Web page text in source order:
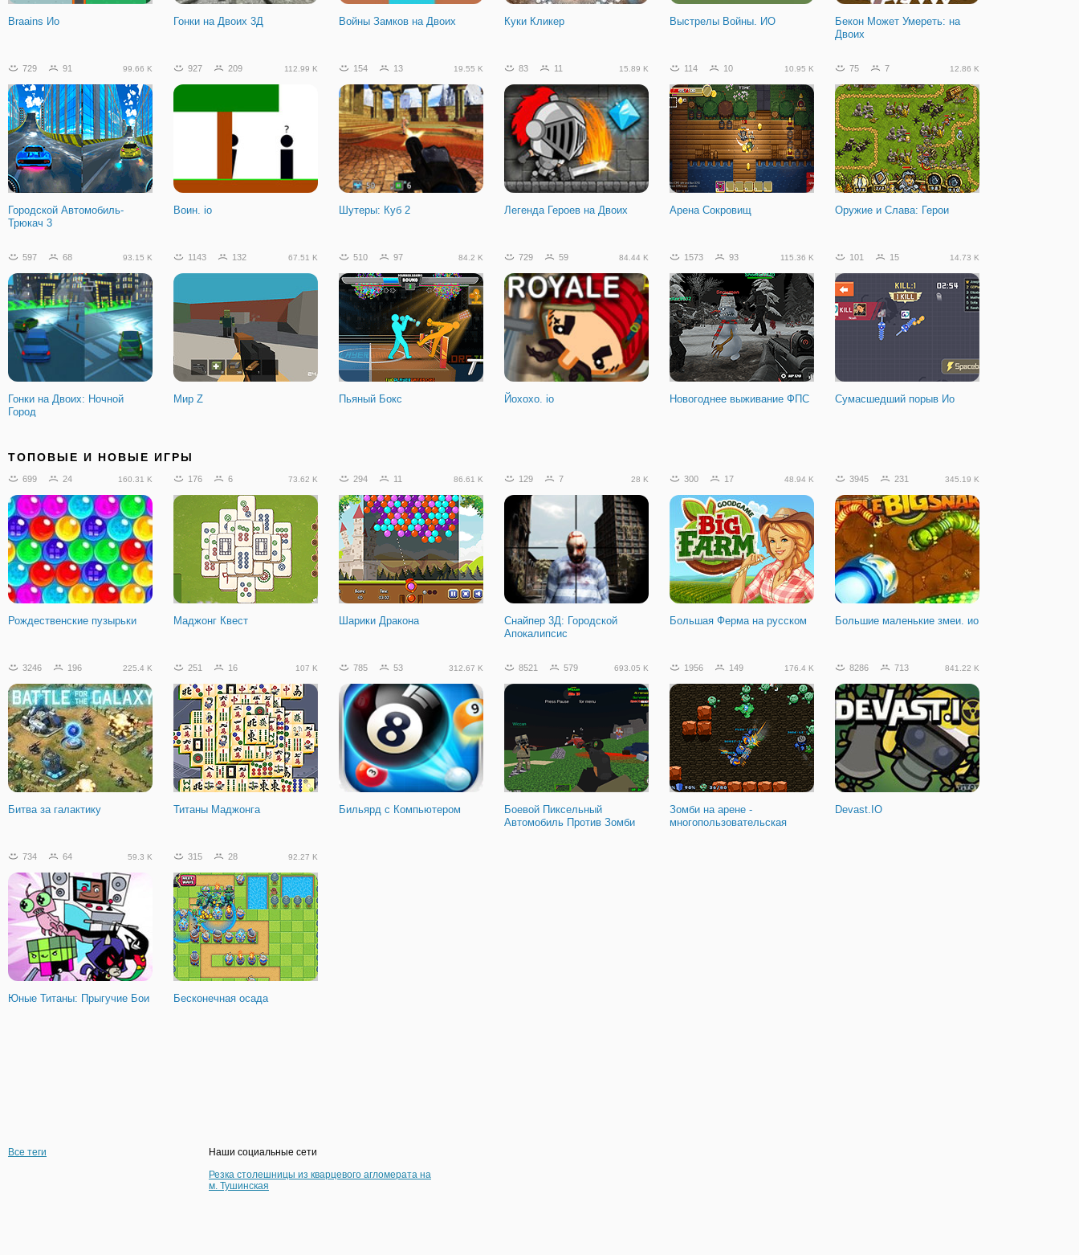
Braains Ио Гонки на Двоих 3Д Войны Замков на Двоих Куки Кликер Выстрелы Войны. ИО
Бекон Может Умереть: на
Двоих
729 91 99.66 K
Городской Автомобиль-
Трюкач 3
927 209 112.99 K
Воин. io
154 13 19.55 K
Шутеры: Куб 2
83 11 15.89 K
Легенда Героев на Двоих
114 10 10.95 K
Арена Сокровищ
75 7 12.86 K
Оружие и Слава: Герои
597 68 93.15 K
Гонки на Двоих: Ночной
Город
1143 132 67.51 K
Мир Z
510 97 84.2 K
Пьяный Бокс
729 59 84.44 K
Йохохо. io
1573 93 115.36 K
Новогоднее выживание ФПС
101 15 14.73 K
Сумасшедший порыв Ио
Город Стикменов ZombsRoyale. io DualForce Бездействует
ТОПОВЫЕ И НОВЫЕ ИГРЫ
699 24 160.31 K
Рождественские пузырьки
176 6 73.62 K
Маджонг Квест
294 11 86.61 K
Шарики Дракона
129 7 28 K
Снайпер 3Д: Городской
Апокалипсис
300 17 48.94 K
Большая Ферма на русском
3945 231 345.19 K
Большие маленькие змеи. ио
3246 196 225.4 K
Битва за галактику
251 16 107 K
Титаны Маджонга
785 53 312.67 K
Бильярд с Компьютером
8521 579 693.05 K
Боевой Пиксельный
Автомобиль Против Зомби
1956 149 176.4 K
Зомби на арене -
многопользовательская
8286 713 841.22 K
Devast.IO
734 64 59.3 K
Юные Титаны: Прыгучие Бои
315 28 92.27 K
Бесконечная осада
Все теги
Наши социальные сети
Резка столешницы из кварцевого агломерата на
м. Тушинская